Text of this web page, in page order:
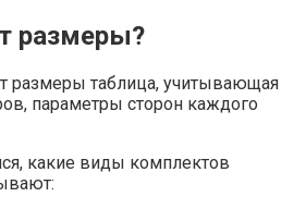
размеры?
размеры таблица, учитывающая
параметры сторон каждого
какие виды комплектов